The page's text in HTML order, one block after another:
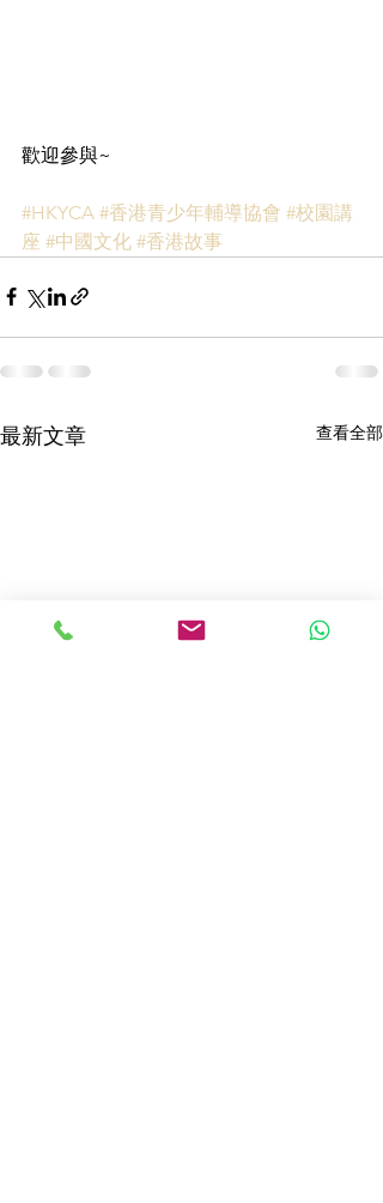
歡迎參與~
#HKYCA #香港青少年輔導協會 #校園講
座 #中國文化 #香港故事
最新文章 查看全部